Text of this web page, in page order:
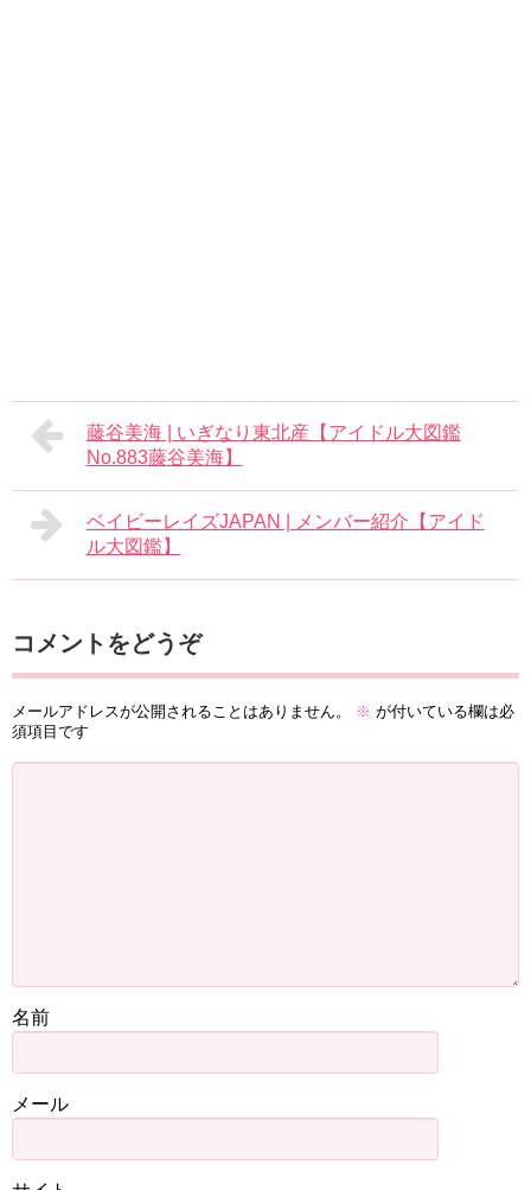
藤谷美海 | いぎなり東北産【アイドル大図鑑
No.883藤谷美海】
ベイビーレイズJAPAN | メンバー紹介【アイド
ル大図鑑】
コメントをどうぞ
メールアドレスが公開されることはありません。 ※ が付いている欄は必
須項目です
名前
メール